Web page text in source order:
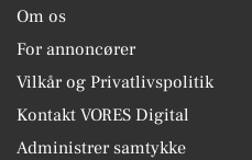
Om os
For annoncører
Vilkår og Privatlivspolitik
Kontakt VORES Digital
Administrer samtykke